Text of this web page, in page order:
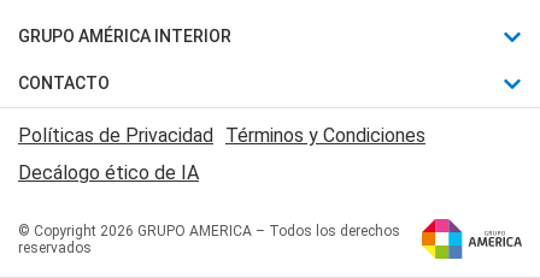
Judiciales
Economia
Motores
Trucos caseros
Series y Películas
Edictos y Solicitadas
Fútbol
Mundial
Automovilismo
Rugby
Básquet
GRUPO AMÉRICA INTERIOR
Canal 7 en Vivo
San Juan 8
CONTACTO
Acerca de Nosotros
Contactanos
Políticas de Privacidad Términos y Condiciones
Decálogo ético de IA
© Copyright 2026 GRUPO AMERICA – Todos los derechos
reservados